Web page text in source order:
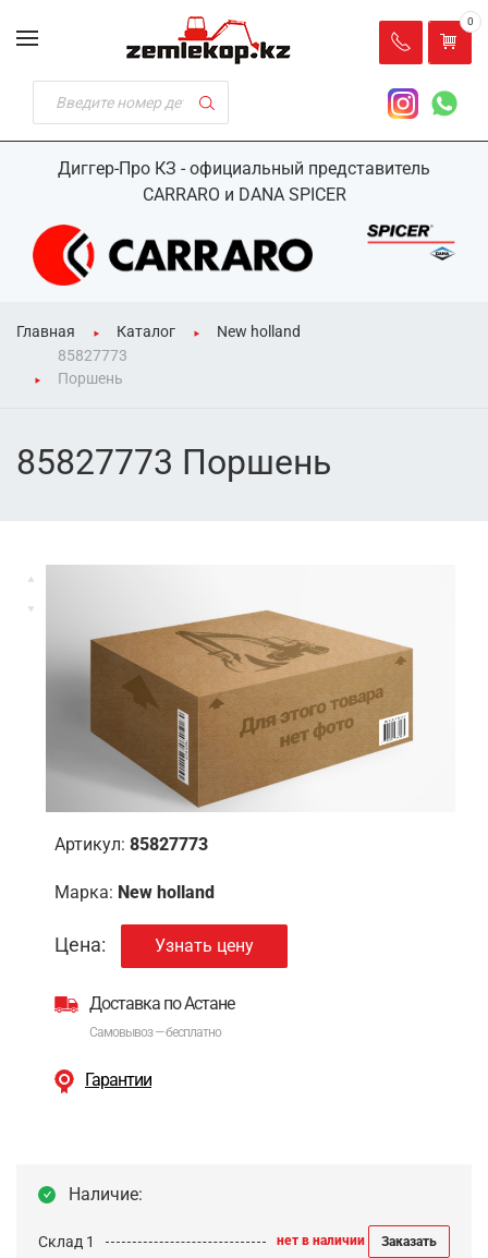
Диггер-Про КЗ - официальный представитель
CARRARO и DANA SPICER
0
Главная Каталог
New holland
85827773
Поршень
85827773 Поршень
Артикул: 85827773
Марка: New holland
Цена: Узнать цену
Доставка по Астане
Самовывоз — бесплатно
Гарантии
Наличие:
Склад 1 нет в наличии Заказать